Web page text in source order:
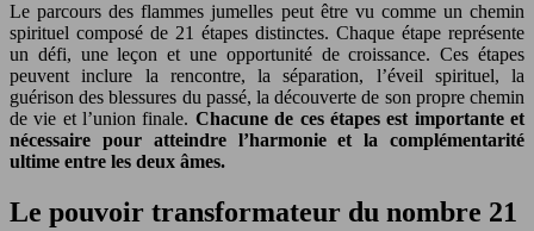
Le parcours des flammes jumelles peut être vu comme un chemin
spirituel composé de 21 étapes distinctes. Chaque étape représente
un défi, une leçon et une opportunité de croissance. Ces étapes
peuvent inclure la rencontre, la séparation, l’éveil spirituel, la
guérison des blessures du passé, la découverte de son propre chemin
de vie et l’union finale. Chacune de ces étapes est importante et
nécessaire pour atteindre l’harmonie et la complémentarité
ultime entre les deux âmes.
Le pouvoir transformateur du nombre 21